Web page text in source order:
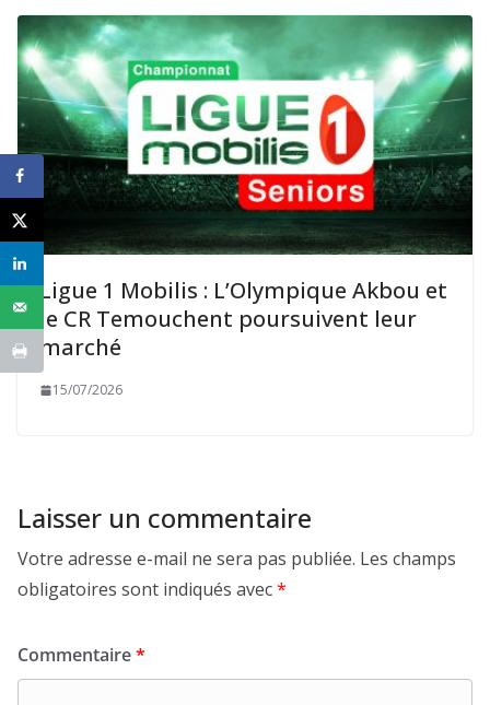
Ligue 1 Mobilis : L’Olympique Akbou et
le CR Temouchent poursuivent leur
marché
15/07/2026
Laisser un commentaire
Votre adresse e-mail ne sera pas publiée. Les champs
obligatoires sont indiqués avec*
Commentaire*